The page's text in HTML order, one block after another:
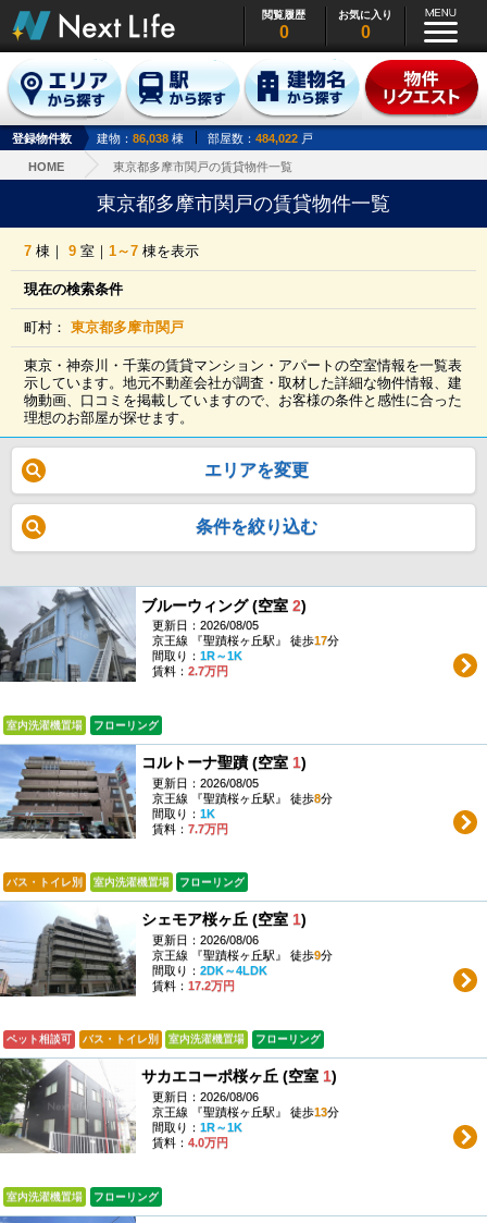
閲覧履歴
0
お気に入り
0
登録物件数 建物： 86,038 棟 部屋数： 484,022 戸
HOME 東京都多摩市関戸の賃貸物件一覧
東京都多摩市関戸の賃貸物件一覧
7 棟｜9 室｜1～7 棟を表示
現在の検索条件
町村：東京都多摩市関戸
東京・神奈川・千葉の賃貸マンション・アパートの空室情報を一覧表
示しています。地元不動産会社が調査・取材した詳細な物件情報、建
物動画、口コミを掲載していますので、お客様の条件と感性に合った
理想のお部屋が探せます。
エリアを変更
条件を絞り込む
ブルーウィング (空室 2)
更新日：2026/08/05
京王線 『聖蹟桜ヶ丘駅』 徒歩17分
間取り： 1R～1K
賃料： 2.7万円
室内洗濯機置場 フローリング
コルトーナ聖蹟 (空室 1)
更新日：2026/08/05
京王線 『聖蹟桜ヶ丘駅』 徒歩8分
間取り： 1K
賃料： 7.7万円
バス・トイレ別 室内洗濯機置場 フローリング
シェモア桜ヶ丘 (空室 1)
更新日：2026/08/06
京王線 『聖蹟桜ヶ丘駅』 徒歩9分
間取り： 2DK～4LDK
賃料： 17.2万円
ペット相談可 バス・トイレ別 室内洗濯機置場 フローリング
サカエコーポ桜ヶ丘 (空室 1)
更新日：2026/08/06
京王線 『聖蹟桜ヶ丘駅』 徒歩13分
間取り： 1R～1K
賃料： 4.0万円
室内洗濯機置場 フローリング